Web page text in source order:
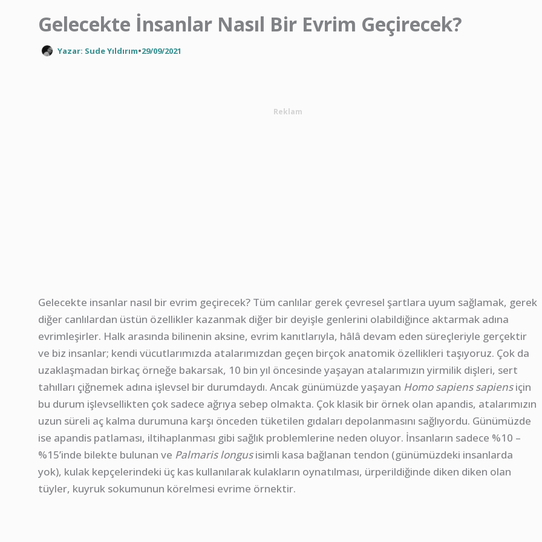
Gelecekte İnsanlar Nasıl Bir Evrim Geçirecek?
Yazar: Sude Yıldırım•29/09/2021
Reklam
Gelecekte insanlar nasıl bir evrim geçirecek? Tüm canlılar gerek çevresel şartlara uyum sağlamak, gerek
diğer canlılardan üstün özellikler kazanmak diğer bir deyişle genlerini olabildiğince aktarmak adına
evrimleşirler. Halk arasında bilinenin aksine, evrim kanıtlarıyla, hâlâ devam eden süreçleriyle gerçektir
ve biz insanlar; kendi vücutlarımızda atalarımızdan geçen birçok anatomik özellikleri taşıyoruz. Çok da
uzaklaşmadan birkaç örneğe bakarsak, 10 bin yıl öncesinde yaşayan atalarımızın yirmilik dişleri, sert
tahılları çiğnemek adına işlevsel bir durumdaydı. Ancak günümüzde yaşayan Homo sapiens sapiensiçin
bu durum işlevsellikten çok sadece ağrıya sebep olmakta. Çok klasik bir örnek olan apandis, atalarımızın
uzun süreli aç kalma durumuna karşı önceden tüketilen gıdaları depolanmasını sağlıyordu. Günümüzde
ise apandis patlaması, iltihaplanması gibi sağlık problemlerine neden oluyor. İnsanların sadece %10 –
%15’inde bilekte bulunan ve Palmaris longusisimli kasa bağlanan tendon (günümüzdeki insanlarda
yok), kulak kepçelerindeki üç kas kullanılarak kulakların oynatılması, ürperildiğinde diken diken olan
tüyler, kuyruk sokumunun körelmesi evrime örnektir.